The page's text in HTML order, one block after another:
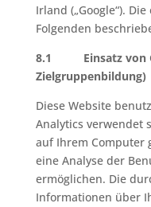
Irland („Google“).
Folgenden
8.1 Einsatz von
Zielgruppenbildung)
Diese Website
Analytics verwendet
auf Ihrem Computer
eine Analyse der
ermöglichen. Die
Informationen über